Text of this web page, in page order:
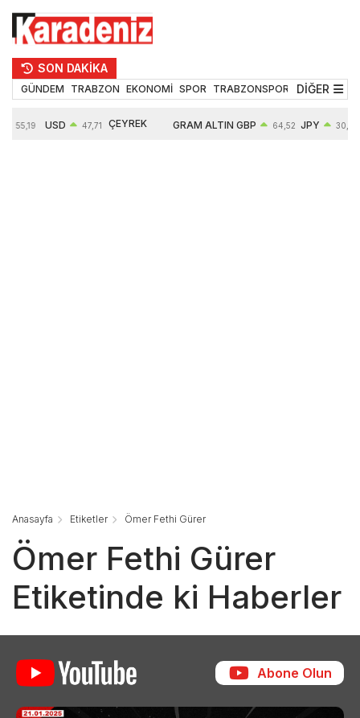
SON DAKİKA
GÜNDEM TRABZON EKONOMİ SPOR TRABZONSPOR TEKNOLOJİ
DİĞER
55,19 USD 47,71 ÇEYREK GRAM ALTIN GBP 64,52 JPY 30,31
Anasayfa Etiketler Ömer Fethi Gürer
Ömer Fethi Gürer
Etiketinde ki Haberler
Abone Olun